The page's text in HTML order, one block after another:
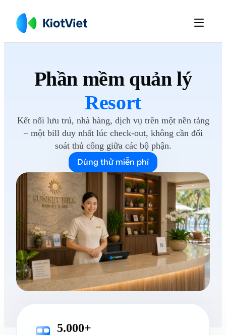

Phần mềm quản lý
Resort
Kết nối lưu trú, nhà hàng, dịch vụ trên một nền tảng
– một bill duy nhất lúc check-out, không cần đối
soát thủ công giữa các bộ phận.
Dùng thử miễn phí
5.000+